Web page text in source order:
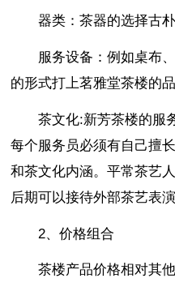
器类：茶器的选择古
服务设备：例如桌布
的形式打上茗雅堂茶楼的
茶文化:新芳茶楼的服
每个服务员必须有自己擅
和茶文化内涵。平常茶艺
后期可以接待外部茶艺表
2、价格组合
茶楼产品价格相对其